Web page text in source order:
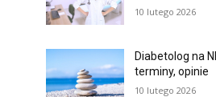
10 lutego 2026
Diabetolog na
terminy, opinie
10 lutego 2026